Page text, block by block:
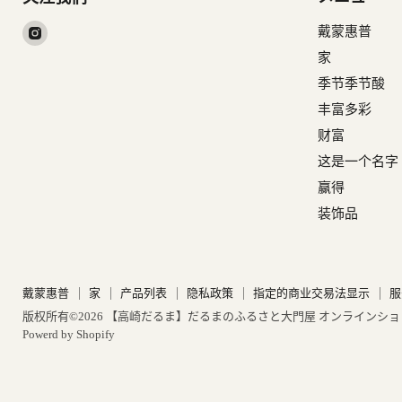
在
戴蒙惠普
家
季节季节酸
丰富多彩
财富
这是一个名字
赢得
装饰品
戴蒙惠普 家 产品列表 隐私政策 指定的商业交易法显示
版权所有©2026 【高崎だるま】だるまのふるさと大門屋 オンラインショ
Powerd by Shopify